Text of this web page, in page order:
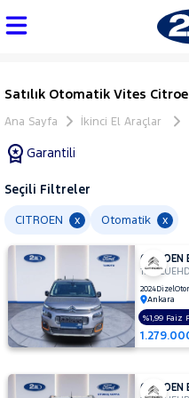
Satılık Otomatik Vites
Ana Sayfa İkinci El Araçlar
Garantili
Tüm
AUDI
BMC
BMW
BYD
Seçili Filtreler
CITROEN x Otomatik x
CITROEN
1.5 BLUEHDI
2024Dizel
Ankara
%1,99 Faiz
CITROEN